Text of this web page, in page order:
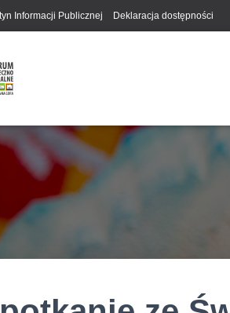
Informacji Publicznej Deklaracja dostępności